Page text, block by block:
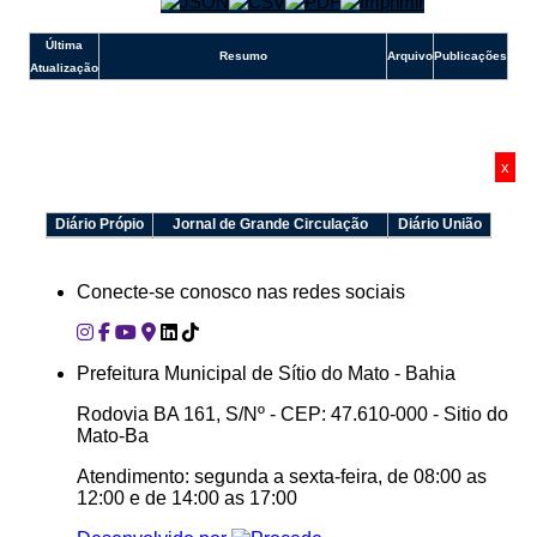
e-SIC
Ouvidoria
Última
Atualização
Resumo ArquivoPublicações
x
Diário Própio Jornal de Grande Circulação Diário União
Conecte-se conosco nas redes sociais
Prefeitura Municipal de Sítio do Mato - Bahia
Rodovia BA 161, S/Nº - CEP: 47.610-000 - Sitio do
Mato-Ba
Atendimento: segunda a sexta-feira, de 08:00 as
12:00 e de 14:00 as 17:00